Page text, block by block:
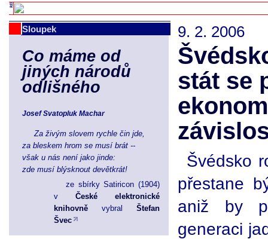
Sloupek
Co máme od
jiných národů
odlišného
Josef Svatopluk Machar
Za živým slovem rychle čin jde,
za bleskem hrom se musí brát --
však u nás není jako jinde:
zde musí blýsknout devětkrát!
ze sbírky Satiricon (1904)
vČeské elektronické
knihovně vybral Štefan
Švec
9. 2. 2006
stát se
Švédsko
přestane
aniž by
generaci